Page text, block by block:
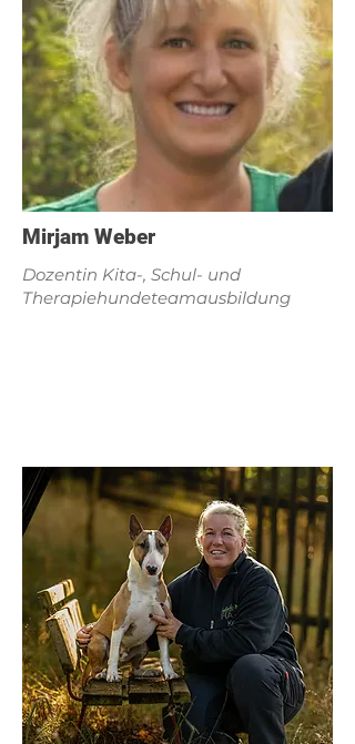
Mirjam Weber
Dozentin Kita-, Schul- und
Therapiehundeteamausbildung